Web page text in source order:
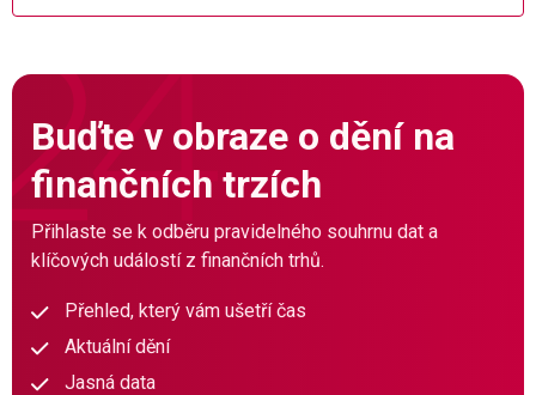
Buďte v obraze o dění na
finančních trzích
Přihlaste se k odběru pravidelného souhrnu dat a
klíčových událostí z finančních trhů.
Přehled, který vám ušetří čas
Aktuální dění
Jasná data